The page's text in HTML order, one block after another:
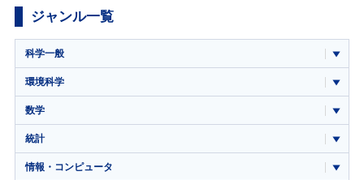
ジャンル一覧
科学一般
環境科学
数学
統計
情報・コンピュータ